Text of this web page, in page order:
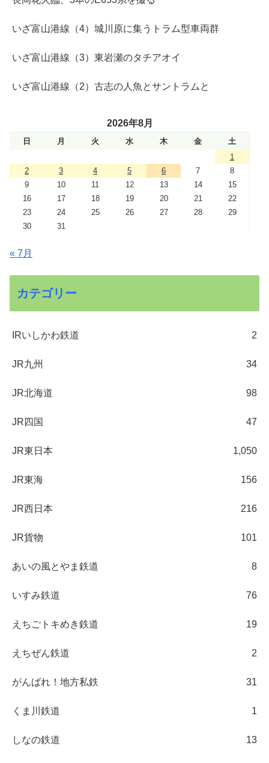
いざ富山港線（4）城川原に集うトラム型車両群
いざ富山港線（3）東岩瀬のタチアオイ
いざ富山港線（2）古志の人魚とサントラムと
2026年8月
日 月 火 水 木 金
土
1
2
3 4 5 6 7
8
9
10 11 12 13 14
15
16
17 18 19 20 21
22
23
24 25 26 27 28
29
30
31
« 7月
カテゴリー
IRいしかわ鉄道 2
JR九州 34
JR北海道 98
JR四国 47
JR東日本 1,050
JR東海 156
JR西日本 216
JR貨物 101
あいの風とやま鉄道 8
いすみ鉄道 76
えちごトキめき鉄道 19
えちぜん鉄道 2
がんばれ！地方私鉄 31
くま川鉄道 1
しなの鉄道 13